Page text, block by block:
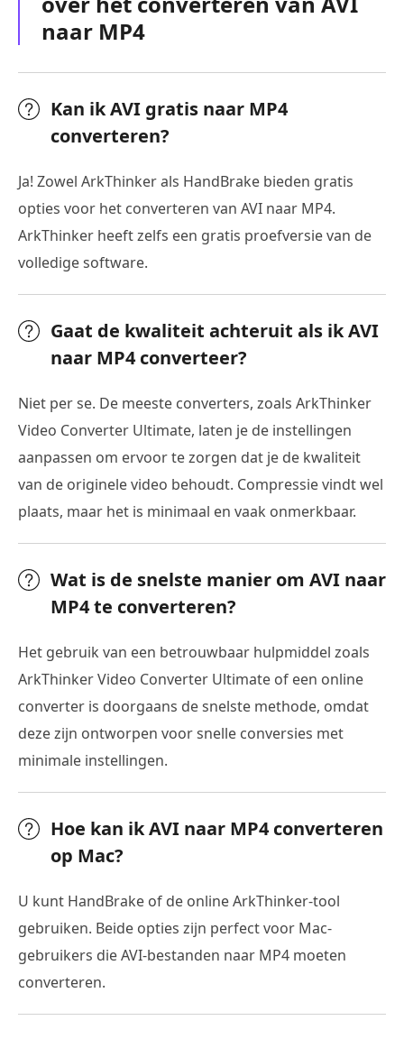
naar MP4
Kan ik AVI gratis naar MP4
converteren?
Ja! Zowel ArkThinker als HandBrake bieden gratis
opties voor het converteren van AVI naar MP4.
ArkThinker heeft zelfs een gratis proefversie van de
volledige software.
Gaat de kwaliteit achteruit als ik AVI
naar MP4 converteer?
Niet per se. De meeste converters, zoals ArkThinker
Video Converter Ultimate, laten je de instellingen
aanpassen om ervoor te zorgen dat je de kwaliteit
van de originele video behoudt. Compressie vindt wel
plaats, maar het is minimaal en vaak onmerkbaar.
Wat is de snelste manier om AVI naar
MP4 te converteren?
Het gebruik van een betrouwbaar hulpmiddel zoals
ArkThinker Video Converter Ultimate of een online
converter is doorgaans de snelste methode, omdat
deze zijn ontworpen voor snelle conversies met
minimale instellingen.
Hoe kan ik AVI naar MP4 converteren
op Mac?
U kunt HandBrake of de online ArkThinker-tool
gebruiken. Beide opties zijn perfect voor Mac-
gebruikers die AVI-bestanden naar MP4 moeten
converteren.